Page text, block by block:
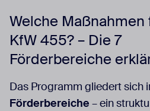
Welche
KfW 455? – Die 7
Förderbereiche
Das Programm gliedert sich
Förderbereiche – ein